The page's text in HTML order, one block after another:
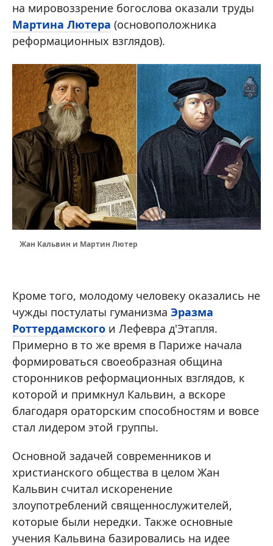
на мировоззрение богослова оказали труды
Мартина Лютера (основоположника
реформационных взглядов).
Жан Кальвин и Мартин Лютер
Кроме того, молодому человеку оказались не
чужды постулаты гуманизма Эразма
Роттердамского и Лефевра д'Этапля.
Примерно в то же время в Париже начала
формироваться своеобразная община
сторонников реформационных взглядов, к
которой и примкнул Кальвин, а вскоре
благодаря ораторским способностям и вовсе
стал лидером этой группы.
Основной задачей современников и
христианского общества в целом Жан
Кальвин считал искоренение
злоупотреблений священнослужителей,
которые были нередки. Также основные
учения Кальвина базировались на идее